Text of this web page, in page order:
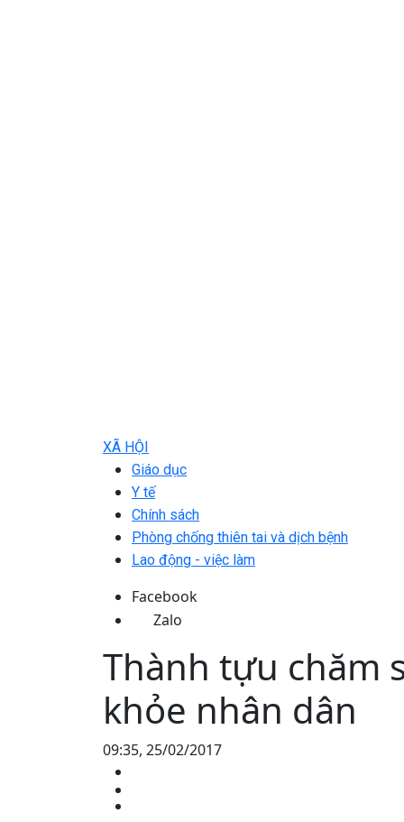
XÃ HỘI
Giáo dục
Y tế
Chính sách
Phòng chống thiên tai và dịch bệnh
Lao động - việc làm
Facebook
Zalo
Thành tựu chăm
khỏe nhân dân
09:35, 25/02/2017